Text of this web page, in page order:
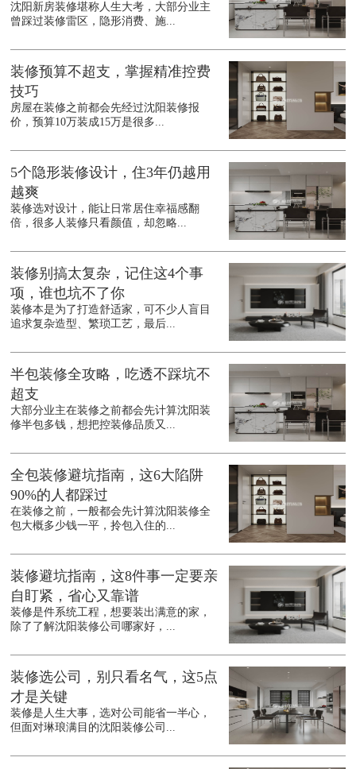
沈阳新房装修堪称人生大考，大部分业主
曾踩过装修雷区，隐形消费、施...
装修预算不超支，掌握精准控费
技巧
房屋在装修之前都会先经过沈阳装修报
价，预算10万装成15万是很多...
5个隐形装修设计，住3年仍越用
越爽
装修选对设计，能让日常居住幸福感翻
倍，很多人装修只看颜值，却忽略...
装修别搞太复杂，记住这4个事
项，谁也坑不了你
装修本是为了打造舒适家，可不少人盲目
追求复杂造型、繁琐工艺，最后...
半包装修全攻略，吃透不踩坑不
超支
大部分业主在装修之前都会先计算沈阳装
修半包多钱，想把控装修品质又...
全包装修避坑指南，这6大陷阱
90%的人都踩过
在装修之前，一般都会先计算沈阳装修全
包大概多少钱一平，拎包入住的...
装修避坑指南，这8件事一定要亲
自盯紧，省心又靠谱
装修是件系统工程，想要装出满意的家，
除了了解沈阳装修公司哪家好，...
装修选公司，别只看名气，这5点
才是关键
装修是人生大事，选对公司能省一半心，
但面对琳琅满目的沈阳装修公司...